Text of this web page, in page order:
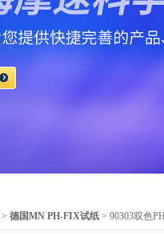
> 德国MN PH-FIX试纸 > 90303双色